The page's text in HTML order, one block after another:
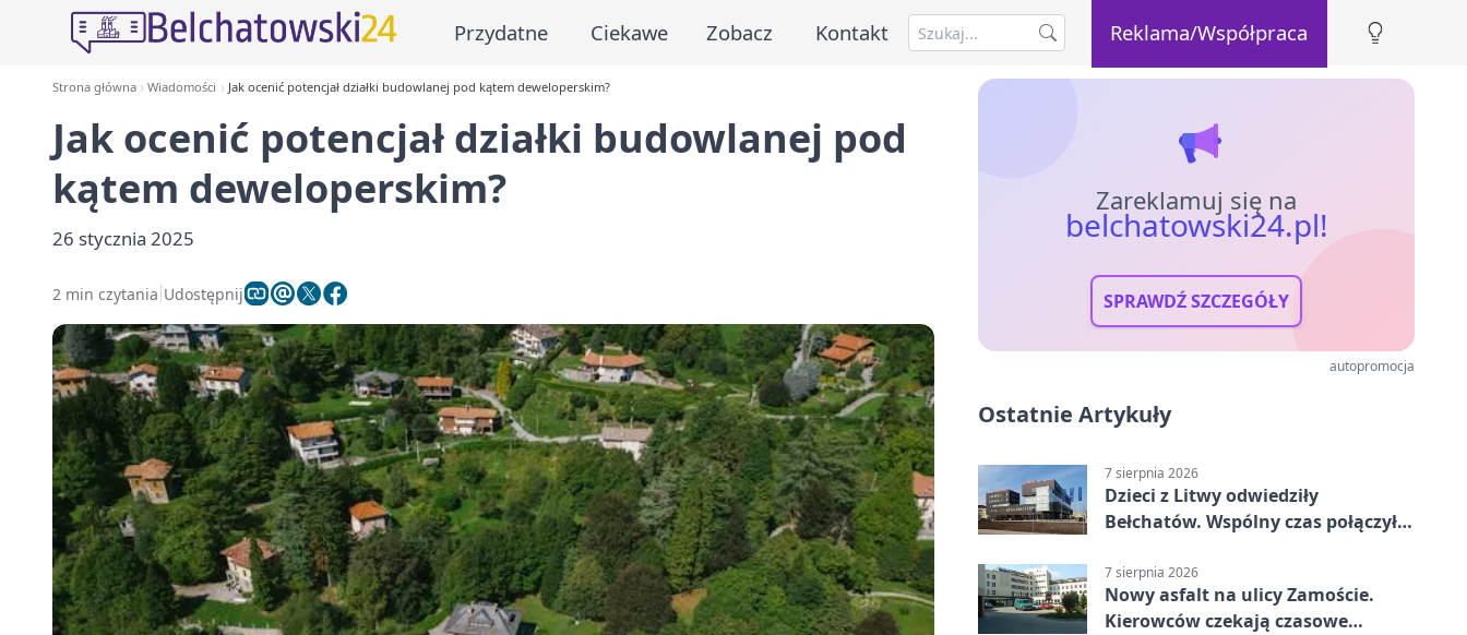
Przydatne Ciekawe Zobacz Kontakt Reklama/Współpraca
Strona główna Wiadomości Jak ocenić potencjał działki budowlanej pod kątem deweloperskim?
Jak ocenić potencjał działki budowlanej pod
kątem deweloperskim?
26 stycznia 2025
2 min czytania Udostępnij
Zareklamuj się na
belchatowski24.pl!
SPRAWDŹ SZCZEGÓŁY
autopromocja
Ostatnie Artykuły
7 sierpnia 2026
Dzieci z Litwy odwiedziły
Bełchatów. Wspólny czas połączył
7 sierpnia 2026
Nowy asfalt na ulicy Zamoście.
Kierowców czekają czasowe